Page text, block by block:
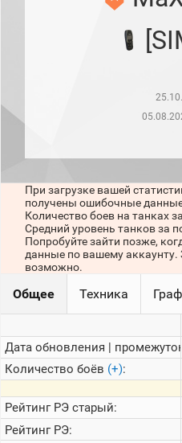
игроков
Кланы
Статистика
стримеров
Информация
Онлайн
Цветовая
шкала
Теlegram
ВК
При загрузке вашей
получены ошибочные
Количество боев на танках
Средний уровень танков за
Попробуйте зайти позже,
данные по вашему аккаунту.
возможно.
Общее Техника
Дата обновления |
Количество боёв (+):
РейтингРЭ старый:
РейтингРЭ: